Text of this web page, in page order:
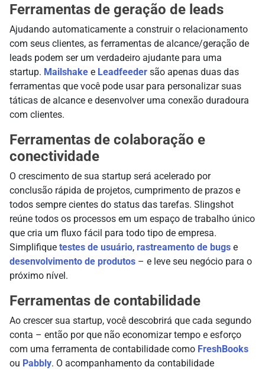
Ferramentas de geração de leads
Ajudando automaticamente a construir o relacionamento
com seus clientes, as ferramentas de alcance/geração de
leads podem ser um verdadeiro ajudante para uma
startup. Mailshake e Leadfeeder são apenas duas das
ferramentas que você pode usar para personalizar suas
táticas de alcance e desenvolver uma conexão duradoura
com clientes.
Ferramentas de colaboração e
conectividade
O crescimento de sua startup será acelerado por
conclusão rápida de projetos, cumprimento de prazos e
todos sempre cientes do status das tarefas. Slingshot
reúne todos os processos em um espaço de trabalho único
que cria um fluxo fácil para todo tipo de empresa.
Simplifique testes de usuário, rastreamento de bugs e
desenvolvimento de produtos – e leve seu negócio para o
próximo nível.
Ferramentas de contabilidade
Ao crescer sua startup, você descobrirá que cada segundo
conta – então por que não economizar tempo e esforço
com uma ferramenta de contabilidade como FreshBooks
ou Pabbly. O acompanhamento da contabilidade